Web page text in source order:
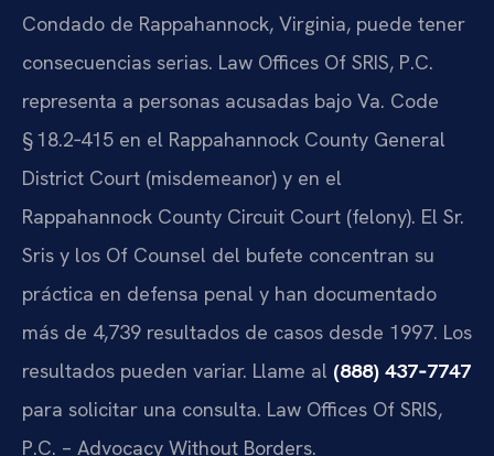
Condado de Rappahannock, Virginia, puede tener
consecuencias serias. Law Offices Of SRIS, P.C.
representa a personas acusadas bajo Va. Code
§ 18.2‑415 en el Rappahannock County General
District Court (misdemeanor) y en el
Rappahannock County Circuit Court (felony). El Sr.
Sris y los Of Counsel del bufete concentran su
práctica en defensa penal y han documentado
más de 4,739 resultados de casos desde 1997. Los
resultados pueden variar. Llame al (888) 437‑7747
para solicitar una consulta. Law Offices Of SRIS,
P.C. – Advocacy Without Borders.